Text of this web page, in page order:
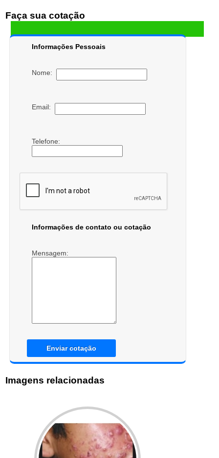
Faça sua cotação
Informações Pessoais
Nome:
Email:
Telefone:
Informações de contato ou cotação
Mensagem:
Enviar cotação
Imagens relacionadas